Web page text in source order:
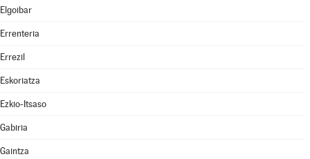
Elgoibar
Errenteria
Errezil
Eskoriatza
Ezkio-Itsaso
Gabiria
Gaintza